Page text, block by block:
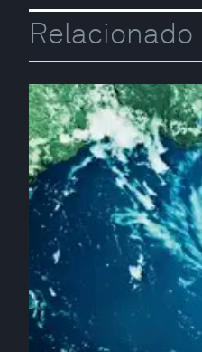
Relacionado